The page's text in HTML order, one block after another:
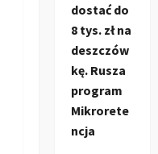
dostać do
8 tys. zł na
deszczów
kę. Rusza
program
Mikrorete
ncja